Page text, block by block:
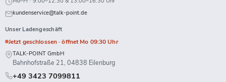
kundenservice@talk-point.de
Unser Ladengeschäft
Jetzt geschlossen · öffnet Mo 09:30 Uhr
TALK-POINT GmbH
Bahnhofstraße 21, 04838 Eilenburg
+49 3423 7099811